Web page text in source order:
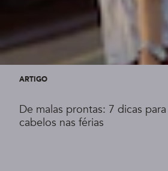
ARTIGO
De malas prontas: 7 dicas
cabelos nas férias